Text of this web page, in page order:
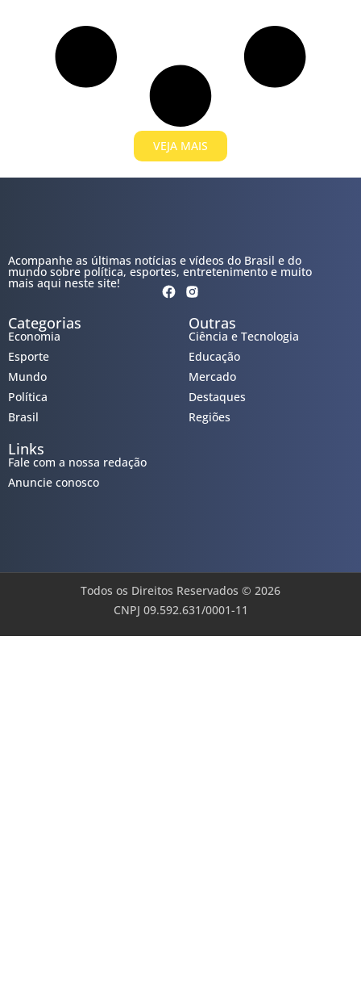
VEJA MAIS
Acompanhe as últimas notícias e vídeos do Brasil e do
mundo sobre política, esportes, entretenimento e muito
mais aqui neste site!
Categorias
Economia
Esporte
Mundo
Política
Brasil
Outras
Ciência e Tecnologia
Educação
Mercado
Destaques
Regiões
Links
Fale com a nossa redação
Anuncie conosco
Todos os Direitos Reservados © 2026
CNPJ 09.592.631/0001-11